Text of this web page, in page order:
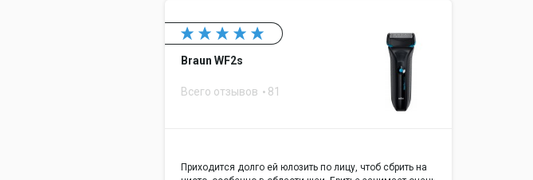
Braun WF2s
Всего отзывов 81
Приходится долго ей юлозить по лицу, чтоб сбрить на